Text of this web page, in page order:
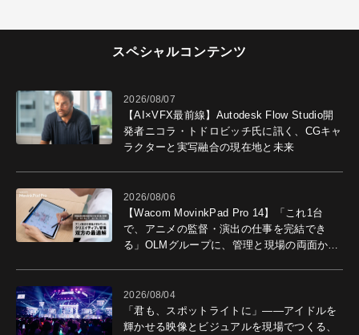
スペシャルコンテンツ
2026/08/07
【AI×VFX最前線】Autodesk Flow Studio開
発者ニコラ・トドロビッチ氏に訊く、CGキャ
ラクターと実写融合の現在地と未来
2026/08/06
【Wacom MovinkPad Pro 14】「これ1台
で、アニメの監督・演出の仕事を完結でき
る」OLMグループに、管理と現場の両面から
2026/08/04
「君も、スポットライトに」――アイドルを
輝かせる映像とビジュアルを現場でつくる、